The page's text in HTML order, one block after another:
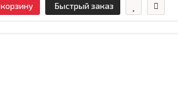
Быстрый заказ